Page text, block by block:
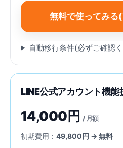
無料で使ってみる
自動移行条件(必ずご確認
LINE公式アカウント機能
14,000円 / 月額
初期費用： 49,800円 → 無料